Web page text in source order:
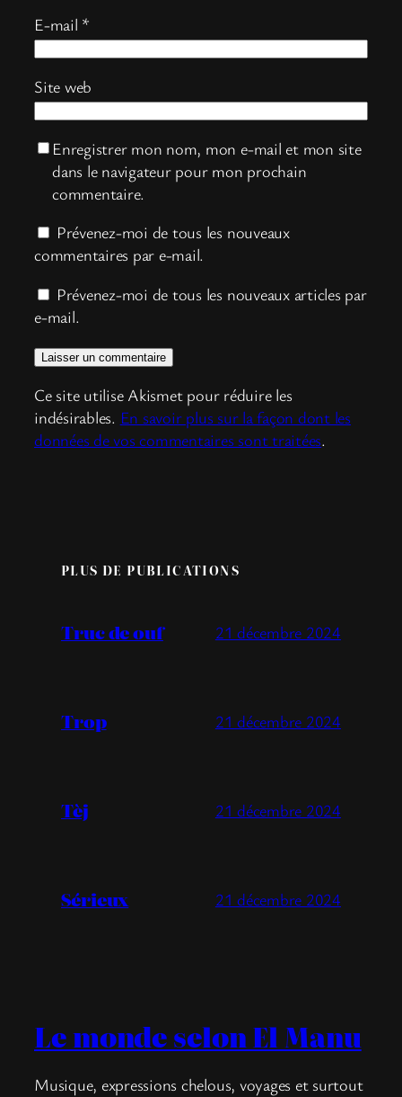
E-mail *
Site web
Enregistrer mon nom, mon e-mail et mon site
dans le navigateur pour mon prochain
commentaire.
Prévenez-moi de tous les nouveaux
commentaires par e-mail.
Prévenez-moi de tous les nouveaux articles par
e-mail.
Ce site utilise Akismet pour réduire les
indésirables. En savoir plus sur la façon dont les
données de vos commentaires sont traitées.
PLUS DE PUBLICATIONS
Truc de ouf 21 décembre 2024
Trop 21 décembre 2024
Tèj 21 décembre 2024
Sérieux 21 décembre 2024
Le monde selon El Manu
Musique, expressions chelous, voyages et surtout